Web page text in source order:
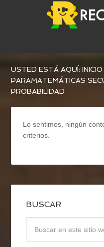
USTED ESTÁ AQUÍ:INICIO
PARAMATEMÁTICAS
PROBABILIDAD
Lo sentimos, ningún
criterios.
BUSCAR